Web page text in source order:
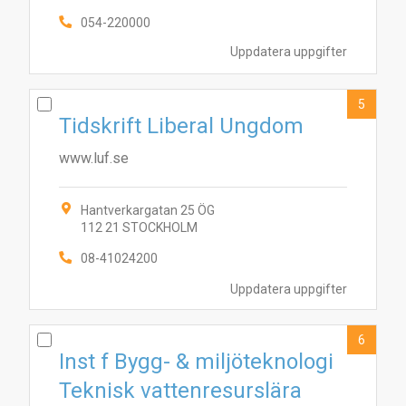
Uppdatera uppgifter
054-220000
Uppdatera uppgifter
Tidskrift Liberal Ungdom
www.luf.se
Hantverkargatan 25 ÖG
112 21 STOCKHOLM
08-41024200
5
Inst f Bygg- & miljöteknologi
Teknisk vattenresurslära
6
2
4578
10